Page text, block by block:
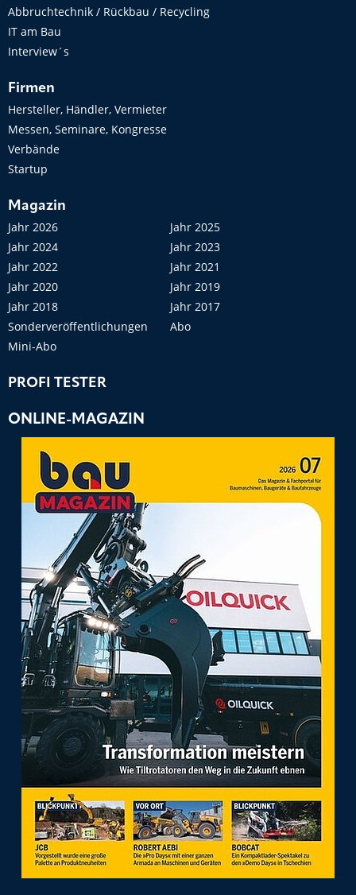
Abbruchtechnik / Rückbau / Recycling
IT am Bau
Interview´s
Firmen
Hersteller, Händler, Vermieter
Messen, Seminare, Kongresse
Verbände
Startup
Magazin
Jahr 2026
Jahr 2025
Jahr 2024
Jahr 2023
Jahr 2022
Jahr 2021
Jahr 2020
Jahr 2019
Jahr 2018
Jahr 2017
Sonderveröffentlichungen
Abo
Mini-Abo
PROFI TESTER
ONLINE-MAGAZIN